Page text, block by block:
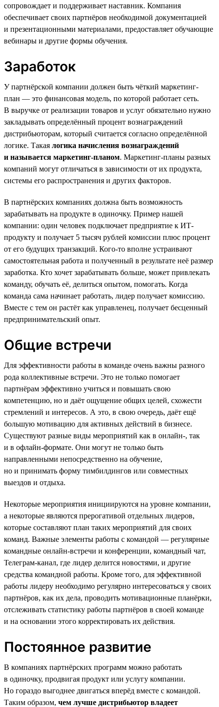
сопровождает и поддерживает наставник. Компания
обеспечивает своих партнёров необходимой документацией
и презентационными материалами, предоставляет обучающие
вебинары и другие формы обучения.
Заработок
У партнёрской компании должен быть чёткий маркетинг-
план — это финансовая модель, по которой работает сеть.
В выручке от реализации товаров и услуг обязательно нужно
закладывать определённый процент вознаграждений
дистрибьюторам, который считается согласно определённой
логике. Такая логика начисления вознаграждений
и называется маркетинг-планом. Маркетинг-планы разных
компаний могут отличаться в зависимости от их продукта,
системы его распространения и других факторов.
В партнёрских компаниях должна быть возможность
зарабатывать на продукте в одиночку. Пример нашей
компании: один человек подключает предприятие к ИТ-
продукту и получает 5 тысяч рублей комиссии плюс процент
от его будущих транзакций. Кого-то вполне устраивают
самостоятельная работа и полученный в результате неё размер
заработка. Кто хочет зарабатывать больше, может привлекать
команду, обучать её, делиться опытом, помогать. Когда
команда сама начинает работать, лидер получает комиссию.
Вместе с тем он растёт как управленец, получает бесценный
предпринимательский опыт.
Общие встречи
Для эффективности работы в команде очень важны разного
рода коллективные встречи. Это не только помогает
партнёрам эффективно учиться и повышать свою
компетенцию, но и даёт ощущение общих целей, схожести
стремлений и интересов. А это, в свою очередь, даёт ещё
большую мотивацию для активных действий в бизнесе.
Существуют разные виды мероприятий как в онлайн-, так
и в офлайн-формате. Они могут не только быть
направленными непосредственно на обучение,
но и принимать форму тимбилдингов или совместных
выездов и отдыха.
Некоторые мероприятия инициируются на уровне компании,
а некоторые являются прерогативой отдельных лидеров,
которые составляют план таких мероприятий для своих
команд. Важные элементы работы с командой — регулярные
командные онлайн-встречи и конференции, командный чат,
Телеграм-канал, где лидер делится новостями, и другие
средства командной работы. Кроме того, для эффективной
работы лидеру необходимо регулярно интересоваться у своих
партнёров, как их дела, проводить мотивационные планёрки,
отслеживать статистику работы партнёров в своей команде
и на основании этого корректировать их действия.
Постоянное развитие
В компаниях партнёрских программ можно работать
в одиночку, продвигая продукт или услугу компании.
Но гораздо выгоднее двигаться вперёд вместе с командой.
Таким образом, чем лучше дистрибьютор владеет